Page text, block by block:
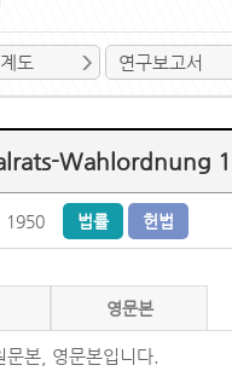
도 연구보고서
Wahlordnung
1950 법률 헌법
영문본
본, 영문본입니다.